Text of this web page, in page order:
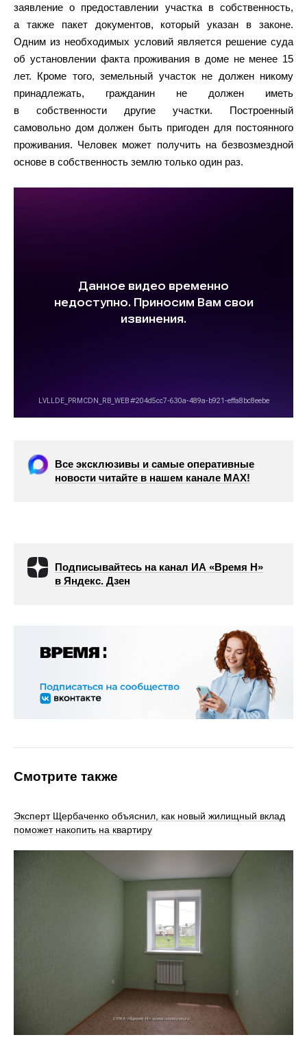
заявление о предоставлении участка в собственность,
а также пакет документов, который указан в законе.
Одним из необходимых условий является решение суда
об установлении факта проживания в доме не менее 15
лет. Кроме того, земельный участок не должен никому
принадлежать, гражданин не должен иметь
в собственности другие участки. Построенный
самовольно дом должен быть пригоден для постоянного
проживания. Человек может получить на безвозмездной
основе в собственность землю только один раз.
Все эксклюзивы и самые оперативные
новости читайте в нашем канале МАХ!
Подписывайтесь на канал ИА «Время Н»
в Яндекс. Дзен
Смотрите также
Эксперт Щербаченко объяснил, как новый жилищный вклад
поможет накопить на квартиру